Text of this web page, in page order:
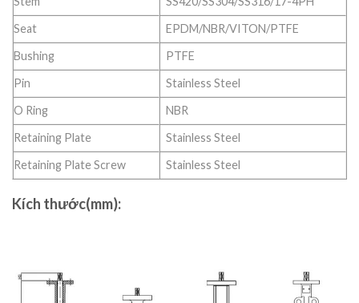
Seat
EPDM/NBR/VITON/PTFE
Bushing
PTFE
Pin
Stainless Steel
O Ring
NBR
Retaining Plate
Stainless Steel
Retaining Plate Screw
Stainless Steel
Kích thước(mm):